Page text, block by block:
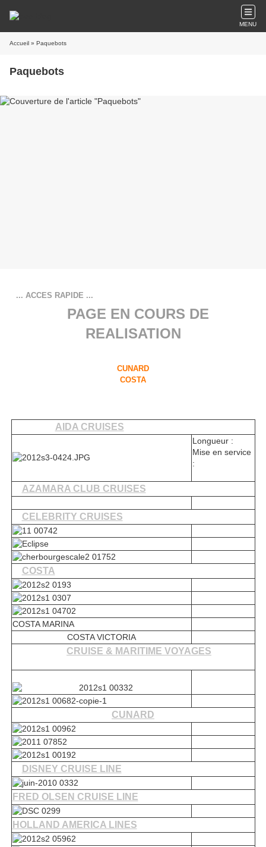
MENU
Accueil » Paquebots
Paquebots
... ACCES RAPIDE ...
PAGE EN COURS DE
REALISATION
CUNARD
COSTA
AIDA CRUISES
Longueur :
Mise en service
:
AZAMARA CLUB CRUISES
CELEBRITY CRUISES
COSTA
COSTA MARINA
COSTA VICTORIA
CRUISE & MARITIME VOYAGES
CUNARD
DISNEY CRUISE LINE
FRED OLSEN CRUISE LINE
HOLLAND AMERICA LINES